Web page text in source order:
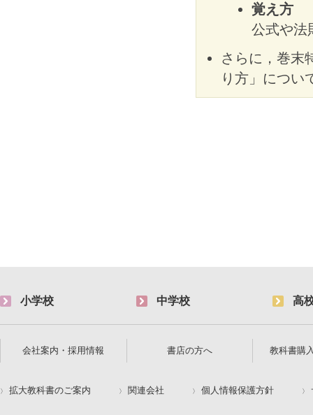
覚え方
公式や法
さらに，巻末
り方」につい
小学校 中学校 高
会社案内・採用情報 書店の方へ 教科書購
拡大教科書のご案内 関連会社 個人情報保護方針